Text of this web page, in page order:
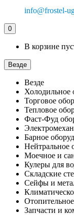
info@frostel-
0
В корзине
Везде
Везде
Холодильное
Торговое
Тепловое
Фаст-Фуд
Барное
Нейтральное
Моечное и
Кулеры для
Складские
Сейфы и
Запчасти и